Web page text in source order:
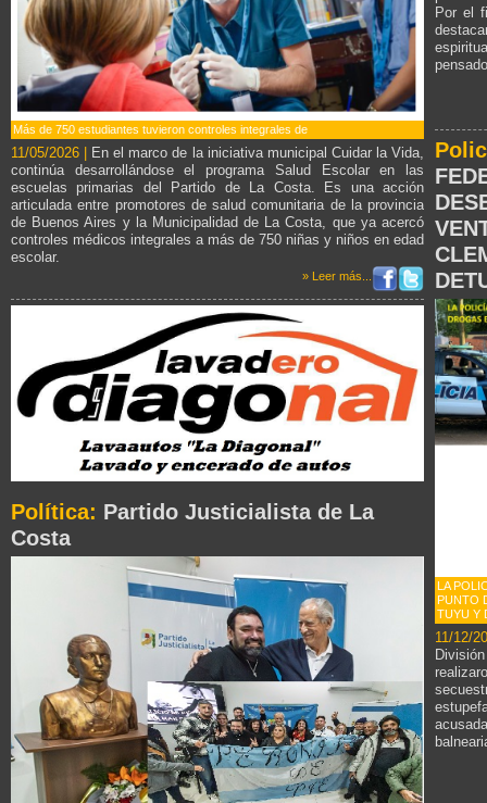
Más de 750 estudiantes tuvieron controles integrales de
11/05/2026 |
En el marco de la iniciativa municipal Cuidar la Vida,
continúa desarrollándose el programa Salud Escolar en las
escuelas primarias del Partido de La Costa. Es una acción
articulada entre promotores de salud comunitaria de la provincia
de Buenos Aires y la Municipalidad de La Costa, que ya acercó
controles médicos integrales a más de 750 niñas y niños en edad
escolar.
» Leer más...
Política: Partido Justicialista de La
Costa
Por el
LA
PUNTO
TUYU Y
11/12/